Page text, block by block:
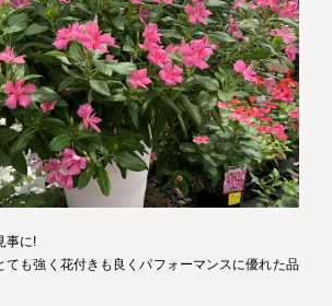
事に!
ても強く花付きも良くパフォーマンスに優れた品